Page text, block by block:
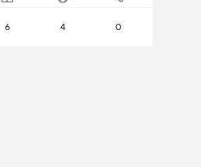
6 4 0